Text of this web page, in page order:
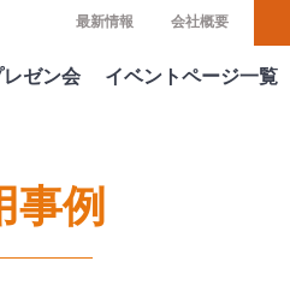
最新情報 会社概要
ゼン会 イベントページ一覧
事例